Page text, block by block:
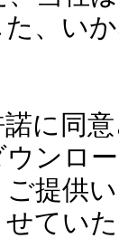
、い
に同
ウンロ
ご提供
せてい